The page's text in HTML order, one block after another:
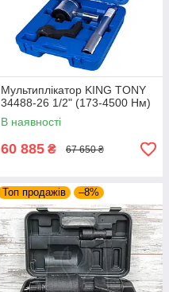
Мультиплікатор KING TONY
34488-26 1/2" (173-4500 Нм)
В наявності
60 885 ₴ 67 650 ₴
Топ продажів –8%